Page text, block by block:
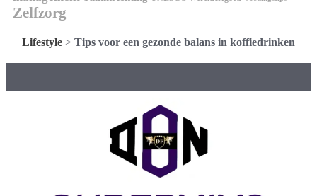
Zelfzorg
Lifestyle > Tips voor een gezonde balans in koffiedrinken